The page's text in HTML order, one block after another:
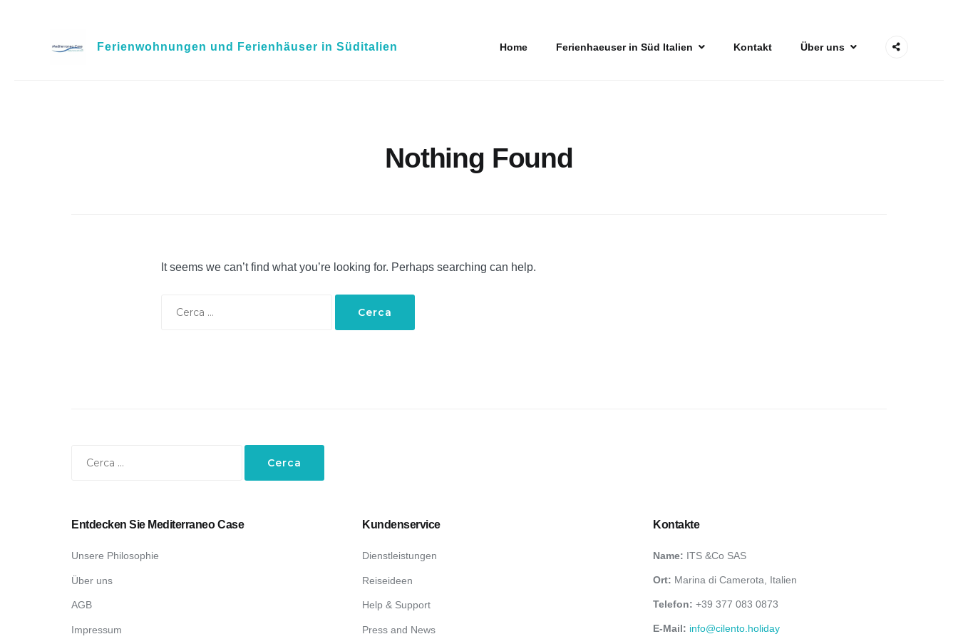
Ferienwohnungen und Ferienhäuser in Süditalien Home Ferienhaeuser in Süd Italien Kontakt Über uns
Nothing Found
It seems we can’t find what you’re looking for. Perhaps searching can help.
Entdecken Sie Mediterraneo Case
Unsere Philosophie
Über uns
AGB
Impressum
Kundenservice
Dienstleistungen
Reiseideen
Help & Support
Press and News
Kontakte
Name: ITS &Co SAS
Ort: Marina di Camerota, Italien
Telefon: +39 377 083 0873
E-Mail: info@cilento.holiday